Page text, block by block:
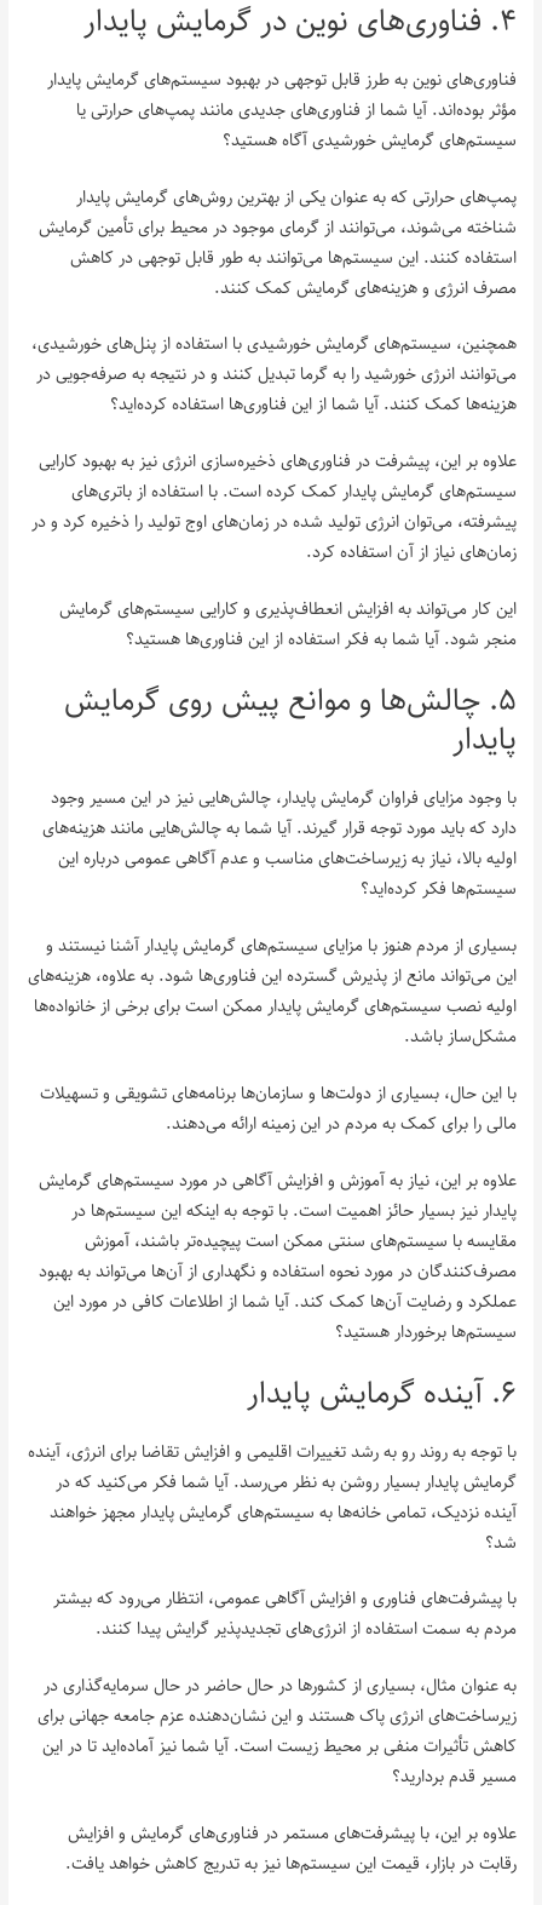
۴. فناوری‌های نوین در گرمایش پایدار
فناوری‌های نوین به طرز قابل توجهی در بهبود سیستم‌های گرمایش پایدار
مؤثر بوده‌اند. آیا شما از فناوری‌های جدیدی مانند پمپ‌های حرارتی یا
سیستم‌های گرمایش خورشیدی آگاه هستید؟
پمپ‌های حرارتی که به عنوان یکی از بهترین روش‌های گرمایش پایدار
شناخته می‌شوند، می‌توانند از گرمای موجود در محیط برای تأمین گرمایش
استفاده کنند. این سیستم‌ها می‌توانند به طور قابل توجهی در کاهش
مصرف انرژی و هزینه‌های گرمایش کمک کنند.
همچنین، سیستم‌های گرمایش خورشیدی با استفاده از پنل‌های خورشیدی،
می‌توانند انرژی خورشید را به گرما تبدیل کنند و در نتیجه به صرفه‌جویی در
هزینه‌ها کمک کنند. آیا شما از این فناوری‌ها استفاده کرده‌اید؟
علاوه بر این، پیشرفت در فناوری‌های ذخیره‌سازی انرژی نیز به بهبود کارایی
سیستم‌های گرمایش پایدار کمک کرده است. با استفاده از باتری‌های
پیشرفته، می‌توان انرژی تولید شده در زمان‌های اوج تولید را ذخیره کرد و در
زمان‌های نیاز از آن استفاده کرد.
این کار می‌تواند به افزایش انعطاف‌پذیری و کارایی سیستم‌های گرمایش
منجر شود. آیا شما به فکر استفاده از این فناوری‌ها هستید؟
۵. چالش‌ها و موانع پیش روی گرمایش
پایدار
با وجود مزایای فراوان گرمایش پایدار، چالش‌هایی نیز در این مسیر وجود
دارد که باید مورد توجه قرار گیرند. آیا شما به چالش‌هایی مانند هزینه‌های
اولیه بالا، نیاز به زیرساخت‌های مناسب و عدم آگاهی عمومی درباره این
سیستم‌ها فکر کرده‌اید؟
بسیاری از مردم هنوز با مزایای سیستم‌های گرمایش پایدار آشنا نیستند و
این می‌تواند مانع از پذیرش گسترده این فناوری‌ها شود. به علاوه، هزینه‌های
اولیه نصب سیستم‌های گرمایش پایدار ممکن است برای برخی از خانواده‌ها
مشکل‌ساز باشد.
با این حال، بسیاری از دولت‌ها و سازمان‌ها برنامه‌های تشویقی و تسهیلات
مالی را برای کمک به مردم در این زمینه ارائه می‌دهند.
علاوه بر این، نیاز به آموزش و افزایش آگاهی در مورد سیستم‌های گرمایش
پایدار نیز بسیار حائز اهمیت است. با توجه به اینکه این سیستم‌ها در
مقایسه با سیستم‌های سنتی ممکن است پیچیده‌تر باشند، آموزش
مصرف‌کنندگان در مورد نحوه استفاده و نگهداری از آن‌ها می‌تواند به بهبود
عملکرد و رضایت آن‌ها کمک کند. آیا شما از اطلاعات کافی در مورد این
سیستم‌ها برخوردار هستید؟
۶. آینده گرمایش پایدار
با توجه به روند رو به رشد تغییرات اقلیمی و افزایش تقاضا برای انرژی، آینده
گرمایش پایدار بسیار روشن به نظر می‌رسد. آیا شما فکر می‌کنید که در
آینده نزدیک، تمامی خانه‌ها به سیستم‌های گرمایش پایدار مجهز خواهند
شد؟
با پیشرفت‌های فناوری و افزایش آگاهی عمومی، انتظار می‌رود که بیشتر
مردم به سمت استفاده از انرژی‌های تجدیدپذیر گرایش پیدا کنند.
به عنوان مثال، بسیاری از کشورها در حال حاضر در حال سرمایه‌گذاری در
زیرساخت‌های انرژی پاک هستند و این نشان‌دهنده عزم جامعه جهانی برای
کاهش تأثیرات منفی بر محیط زیست است. آیا شما نیز آماده‌اید تا در این
مسیر قدم بردارید؟
علاوه بر این، با پیشرفت‌های مستمر در فناوری‌های گرمایش و افزایش
رقابت در بازار، قیمت این سیستم‌ها نیز به تدریج کاهش خواهد یافت.